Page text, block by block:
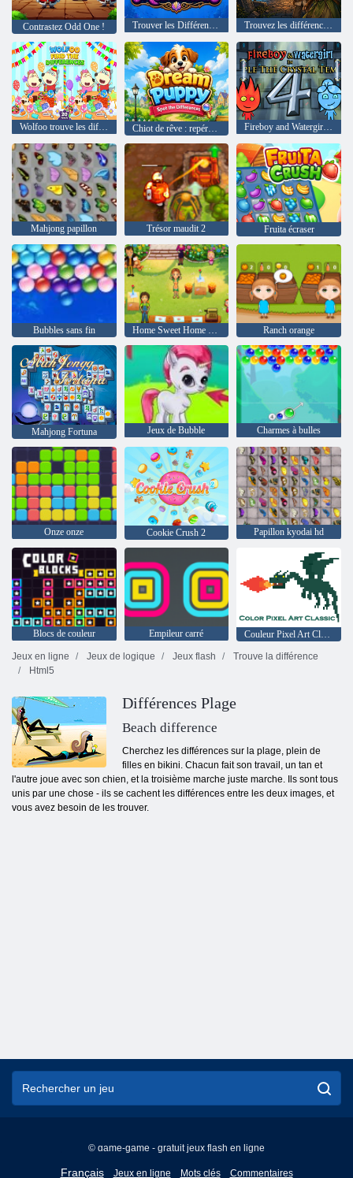
Contrastez Odd One ! Trouver les Différences Sirènes Mystiques Trouvez les différences Un autre monde
Wolfoo trouve les différences Chiot de rêve : repérer les différences Fireboy and Watergirl 4: The Crystal Temple
Mahjong papillon Trésor maudit 2 Fruita écraser
Bubbles sans fin Home Sweet Home Delicious Emily Ranch orange
Mahjong Fortuna Jeux de Bubble Charmes à bulles
Onze onze Cookie Crush 2 Papillon kyodai hd
Blocs de couleur Empileur carré
Couleur Pixel Art Classic
Jeux en ligne
Jeux de logique Jeux flash
Trouve la différence
Html5
Différences Plage
Beach difference
Cherchez les différences sur la plage, plein de
filles en bikini. Chacun fait son travail, un tan et
l'autre joue avec son chien, et la troisième marche juste marche. Ils sont tous
unis par une chose - ils se cachent les différences entre les deux images, et
vous avez besoin de les trouver.
© game-game - gratuit jeux flash en ligne
Français
English
Jeux en ligne Mots clés Commentaires